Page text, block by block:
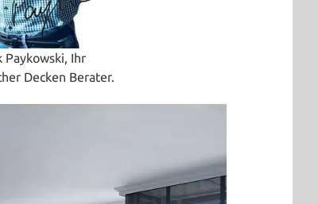
Paykowski, Ihr
Decken Berater.